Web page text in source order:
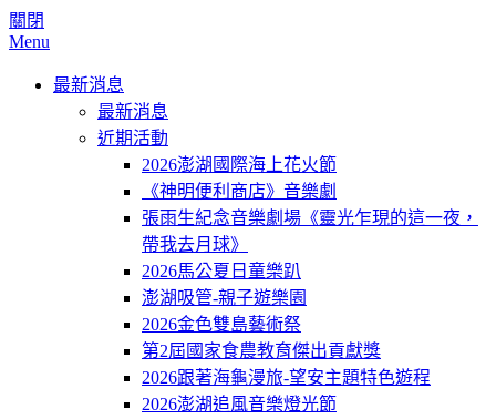
關閉
Menu
最新消息
最新消息
近期活動
2026澎湖國際海上花火節
《神明便利商店》音樂劇
張雨生紀念音樂劇場《靈光乍現的這一夜，
帶我去月球》
2026馬公夏日童樂趴
澎湖吸管-親子遊樂園
2026金色雙島藝術祭
第2屆國家食農教育傑出貢獻獎
2026跟著海龜漫旅-望安主題特色遊程
2026澎湖追風音樂燈光節